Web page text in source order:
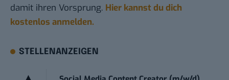
damit ihren Vorsprung. Hier kannst du dich
kostenlos anmelden.
STELLENANZEIGEN